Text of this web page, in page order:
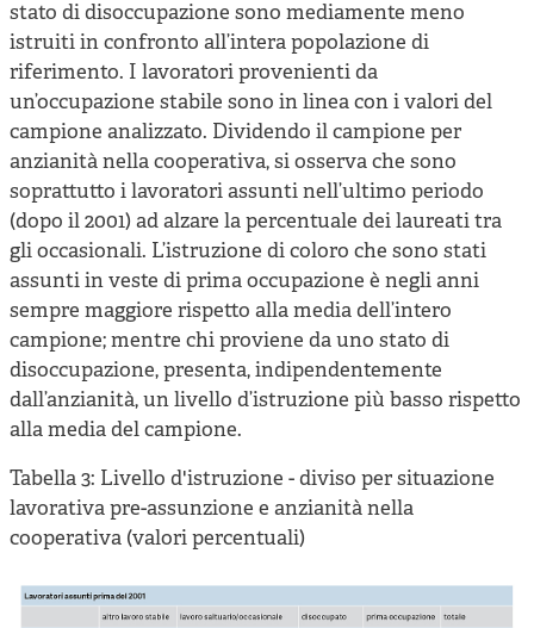
stato di disoccupazione sono mediamente meno
istruiti in confronto all’intera popolazione di
riferimento. I lavoratori provenienti da
un’occupazione stabile sono in linea con i valori del
campione analizzato. Dividendo il campione per
anzianità nella cooperativa, si osserva che sono
soprattutto i lavoratori assunti nell’ultimo periodo
(dopo il 2001) ad alzare la percentuale dei laureati tra
gli occasionali. L’istruzione di coloro che sono stati
assunti in veste di prima occupazione è negli anni
sempre maggiore rispetto alla media dell’intero
campione; mentre chi proviene da uno stato di
disoccupazione, presenta, indipendentemente
dall’anzianità, un livello d’istruzione più basso rispetto
alla media del campione.
Tabella 3: Livello d'istruzione - diviso per situazione
lavorativa pre-assunzione e anzianità nella
cooperativa (valori percentuali)